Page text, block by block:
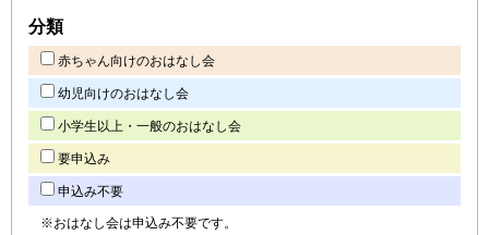
分類
赤ちゃん向けのおはなし会
幼児向けのおはなし会
小学生以上・一般のおはなし会
要申込み
申込み不要
※おはなし会は申込み不要です。